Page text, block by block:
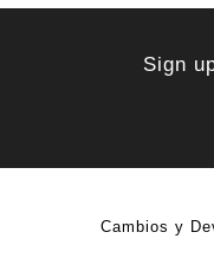
Sign
Cambios y